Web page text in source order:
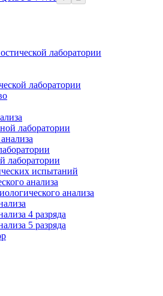
лаборатории
лаборатории
лаборатории
лаборатории
испытаний
анализа
анализа
4 разряда
5 разряда